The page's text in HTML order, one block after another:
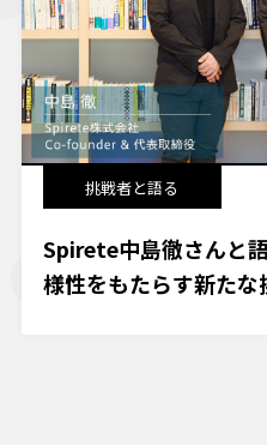
挑戦者と語る
Spirete中島徹さんと
様性をもたらす新たな